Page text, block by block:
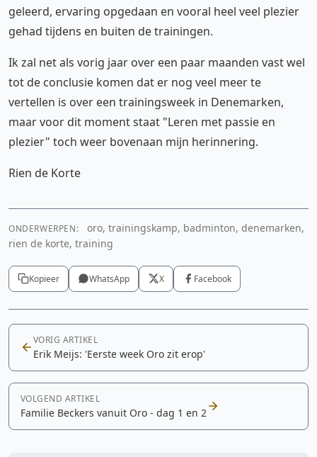
geleerd, ervaring opgedaan en vooral heel veel plezier
gehad tijdens en buiten de trainingen.
Ik zal net als vorig jaar over een paar maanden vast wel
tot de conclusie komen dat er nog veel meer te
vertellen is over een trainingsweek in Denemarken,
maar voor dit moment staat "Leren met passie en
plezier" toch weer bovenaan mijn herinnering.
Rien de Korte
ONDERWERPEN:
oro, trainingskamp, badminton, denemarken,
rien de korte, training
Kopieer WhatsApp X Facebook
VORIG ARTIKEL
Erik Meijs: 'Eerste week Oro zit erop'
VOLGEND ARTIKEL
Familie Beckers vanuit Oro - dag 1 en 2